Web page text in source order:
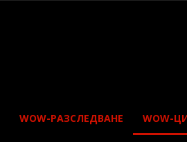
WOW-РАЗСЛЕДВАНЕ WOW-